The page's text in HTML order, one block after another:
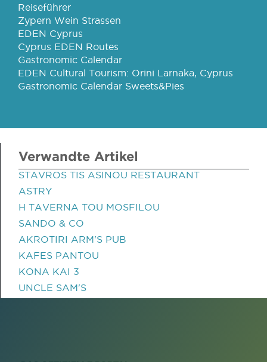
Reiseführer
Zypern Wein Strassen
EDEN Cyprus
Cyprus EDEN Routes
Gastronomic Calendar
EDEN Cultural Tourism: Orini Larnaka, Cyprus
Gastronomic Calendar Sweets&Pies
Verwandte Artikel
STAVROS TIS ASINOU RESTAURANT
ASTRY
H TAVERNA TOU MOSFILOU
SANDO & CO
AKROTIRI ARM'S PUB
KAFES PANTOU
KONA KAI 3
UNCLE SAM'S